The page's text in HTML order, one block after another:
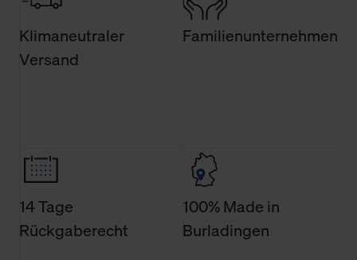
Klimaneutraler
Versand
Familienunternehmen
14 Tage
Rückgaberecht
100% Made in
Burladingen